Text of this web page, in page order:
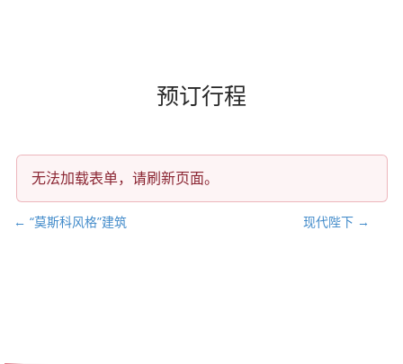
预订行程
无法加载表单，请刷新页面。
文
← “莫斯科风格”建筑 现代陛下 →